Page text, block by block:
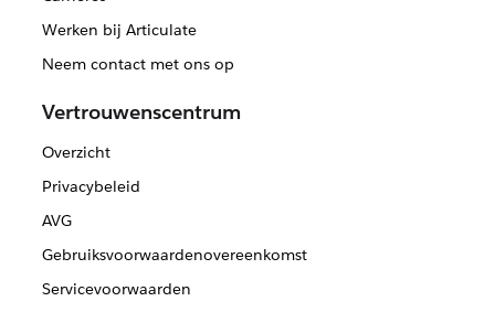
Werken bij Articulate
Neem contact met ons op
Vertrouwenscentrum
Overzicht
Privacybeleid
AVG
Gebruiksvoorwaardenovereenkomst
Servicevoorwaarden